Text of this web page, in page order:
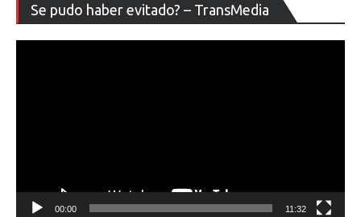
Se pudo haber evitado? – TransMedia
de
00:00 11:32